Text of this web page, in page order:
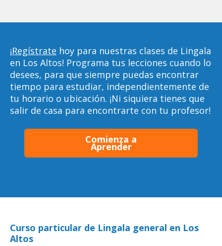
¡Regístrate hoy para nuestras clases de Lingala
en Los Altos! Programa tus lecciones cuando lo
desees, para que siempre puedas encontrar
tiempo para estudiar, independientemente de
tu horario o ubicación. ¡Ni siquiera tienes que
salir de casa para encontrarte con tu profesor!
Comienza a
Aprender
Curso particular de Lingala general en Los
Altos